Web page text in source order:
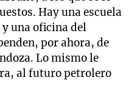
Hay una escuela
una oficina del
por ahora, de
Lo mismo le
al futuro petrolero